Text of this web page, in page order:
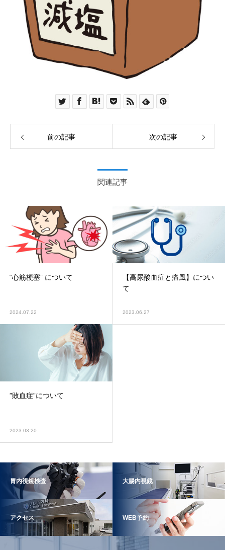
前の記事 次の記事
関連記事
“心筋梗塞” について
2024.07.22
【高尿酸血症と痛風】につい
て
2023.06.27
”敗血症”について
2023.03.20
胃内視鏡検査 大腸内視鏡
アクセス WEB予約